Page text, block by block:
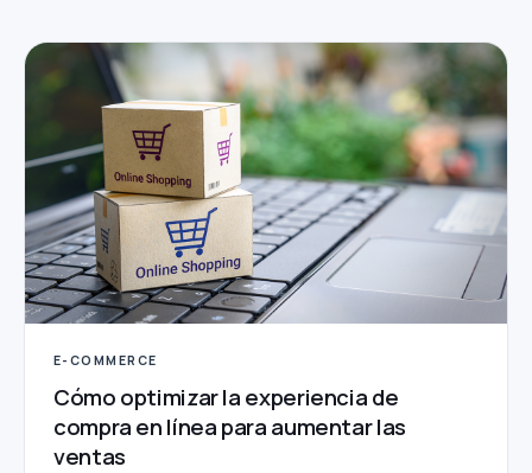
E-COMMERCE
Cómo optimizar la experiencia de
compra en línea para aumentar las
ventas